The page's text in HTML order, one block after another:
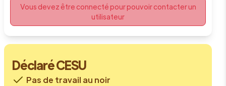
Vous devez être connecté pour pouvoir contacter un
utilisateur
Déclaré CESU
Pas de travail au noir